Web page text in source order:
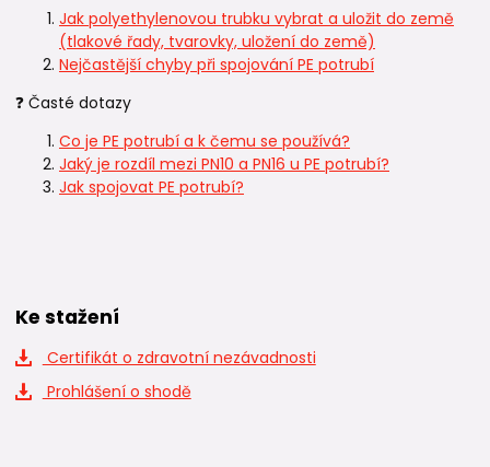
Jak polyethylenovou trubku vybrat a uložit do země
(tlakové řady, tvarovky, uložení do země)
Nejčastější chyby při spojování PE potrubí
❓ Časté dotazy
Co je PE potrubí a k čemu se používá?
Jaký je rozdíl mezi PN10 a PN16 u PE potrubí?
Jak spojovat PE potrubí?
Ke stažení
Certifikát o zdravotní nezávadnosti
Prohlášení o shodě